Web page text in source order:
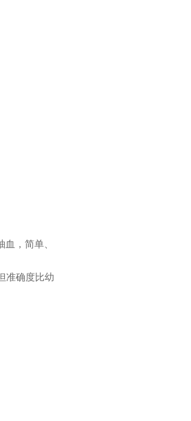
，简单、
准确度比幼